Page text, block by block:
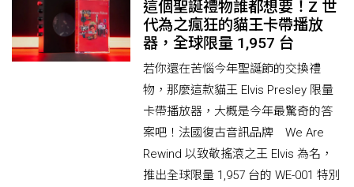
這個聖誕禮物誰都想要！Z 世
代為之瘋狂的貓王卡帶播放
器，全球限量 1,957 台
若你還在苦惱今年聖誕節的交換禮
物，那麼這款貓王 Elvis Presley 限量
卡帶播放器，大概是今年最驚奇的答
案吧！法國復古音訊品牌 We Are
Rewind 以致敬搖滾之王 Elvis 為名，
推出全球限量 1,957 台的 WE-001 特別